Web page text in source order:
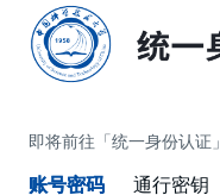
即将前往「统一身份认证」
账号密码 通行密钥